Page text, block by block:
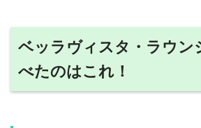
ベッラヴィスタ・ラウン
べたのはこれ！